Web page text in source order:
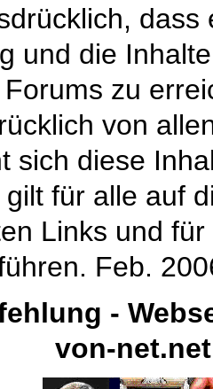
und die
zu
von
sich diese
für alle auf
Links und
Feb.
-
von-net.net